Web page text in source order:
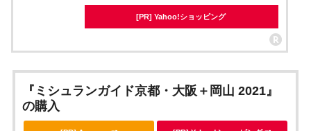
[PR] Yahoo!ショッピング
『ミシュランガイド京都・大阪＋岡山 2021』
の購入